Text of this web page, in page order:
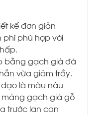
kế đơn giản
phí phù hợp với
bằng gạch giả đá
vừa giảm trầy.
là màu nâu
gạch giả gỗ
trước lan can